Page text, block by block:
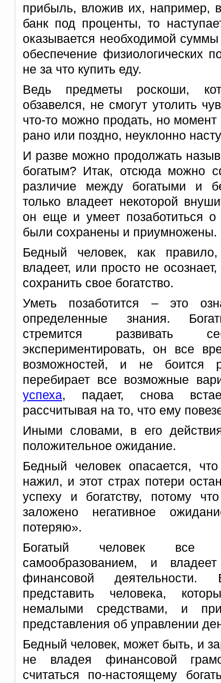
прибыль, вложив их, например,
банк под проценты, то
оказывается необходимой
обеспечение физиологических
не за что купить еду.
Ведь предметы роскоши,
обзавелся, не смогут утолить
что-то можно продать, но
рано или поздно, неуклонно
И разве можно продолжать
богатым? Итак, отсюда можно
различие между богатыми и
только владеет некоторой
он еще и умеет позаботиться
были сохранены и приумножены.
Бедный человек, как
владеет, или просто не
сохранить свое богатство.
Уметь позаботится – это
определенные знания.
стремится развивать
экспериментировать, он все
возможностей, и не боится
перебирает все возможные
успеха, падает, снова
рассчитывая на то, что ему
Иными словами, в его
положительное ожидание.
Бедный человек опасается,
нажил, и этот страх потери
успеху и богатству, потому
заложено негативное
потеряю».
Богатый человек все
самообразованием, и
финансовой
представить человека,
немалыми средствами, и
представления об управлении
Бедный человек, может быть, и
не владея финансовой
считаться по-настоящему